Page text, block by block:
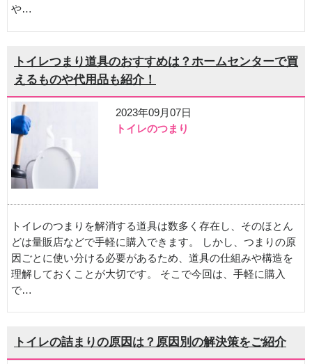
や…
トイレつまり道具のおすすめは？ホームセンターで買
えるものや代用品も紹介！
2023年09月07日
トイレのつまり
トイレのつまりを解消する道具は数多く存在し、そのほとん
どは量販店などで手軽に購入できます。 しかし、つまりの原
因ごとに使い分ける必要があるため、道具の仕組みや構造を
理解しておくことが大切です。 そこで今回は、手軽に購入
で…
トイレの詰まりの原因は？原因別の解決策をご紹介